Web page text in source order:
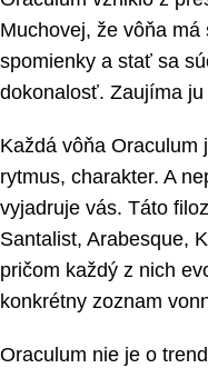
Muchovej, že vôňa
spomienky a stať sa
dokonalosť. Zaujíma ju
Každá vôňa Oraculum
rytmus, charakter. A
vyjadruje vás. Táto
Santalist, Arabesque,
pričom každý z nich
konkrétny zoznam
Oraculum nie je o